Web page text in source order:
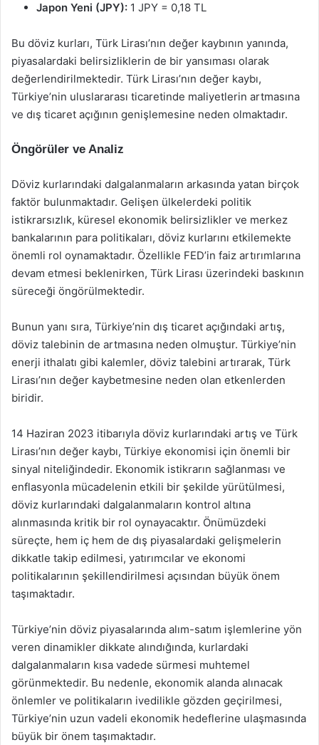
Japon Yeni (JPY): 1 JPY = 0,18 TL
Bu döviz kurları, Türk Lirası’nın değer kaybının yanında,
piyasalardaki belirsizliklerin de bir yansıması olarak
değerlendirilmektedir. Türk Lirası’nın değer kaybı,
Türkiye’nin uluslararası ticaretinde maliyetlerin artmasına
ve dış ticaret açığının genişlemesine neden olmaktadır.
Öngörüler ve Analiz
Döviz kurlarındaki dalgalanmaların arkasında yatan birçok
faktör bulunmaktadır. Gelişen ülkelerdeki politik
istikrarsızlık, küresel ekonomik belirsizlikler ve merkez
bankalarının para politikaları, döviz kurlarını etkilemekte
önemli rol oynamaktadır. Özellikle FED’in faiz artırımlarına
devam etmesi beklenirken, Türk Lirası üzerindeki baskının
süreceği öngörülmektedir.
Bunun yanı sıra, Türkiye’nin dış ticaret açığındaki artış,
döviz talebinin de artmasına neden olmuştur. Türkiye’nin
enerji ithalatı gibi kalemler, döviz talebini artırarak, Türk
Lirası’nın değer kaybetmesine neden olan etkenlerden
biridir.
14 Haziran 2023 itibarıyla döviz kurlarındaki artış ve Türk
Lirası’nın değer kaybı, Türkiye ekonomisi için önemli bir
sinyal niteliğindedir. Ekonomik istikrarın sağlanması ve
enflasyonla mücadelenin etkili bir şekilde yürütülmesi,
döviz kurlarındaki dalgalanmaların kontrol altına
alınmasında kritik bir rol oynayacaktır. Önümüzdeki
süreçte, hem iç hem de dış piyasalardaki gelişmelerin
dikkatle takip edilmesi, yatırımcılar ve ekonomi
politikalarının şekillendirilmesi açısından büyük önem
taşımaktadır.
Türkiye’nin döviz piyasalarında alım-satım işlemlerine yön
veren dinamikler dikkate alındığında, kurlardaki
dalgalanmaların kısa vadede sürmesi muhtemel
görünmektedir. Bu nedenle, ekonomik alanda alınacak
önlemler ve politikaların ivedilikle gözden geçirilmesi,
Türkiye’nin uzun vadeli ekonomik hedeflerine ulaşmasında
büyük bir önem taşımaktadır.